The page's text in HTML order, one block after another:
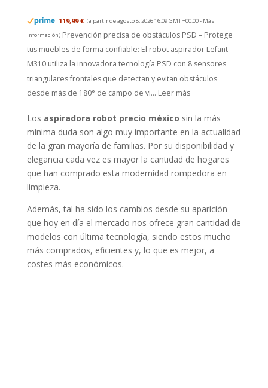
119,99 € (a partir de agosto 8, 2026 16:09 GMT +00:00 - Más
información) Prevención precisa de obstáculos PSD – Protege
tus muebles de forma confiable: El robot aspirador Lefant
M310 utiliza la innovadora tecnología PSD con 8 sensores
triangulares frontales que detectan y evitan obstáculos
desde más de 180° de campo de vi... Leer más
Los aspiradora robot precio méxico sin la más
mínima duda son algo muy importante en la actualidad
de la gran mayoría de familias. Por su disponibilidad y
elegancia cada vez es mayor la cantidad de hogares
que han comprado esta modernidad rompedora en
limpieza.
Además, tal ha sido los cambios desde su aparición
que hoy en día el mercado nos ofrece gran cantidad de
modelos con última tecnología, siendo estos mucho
más comprados, eficientes y, lo que es mejor, a
costes más económicos.